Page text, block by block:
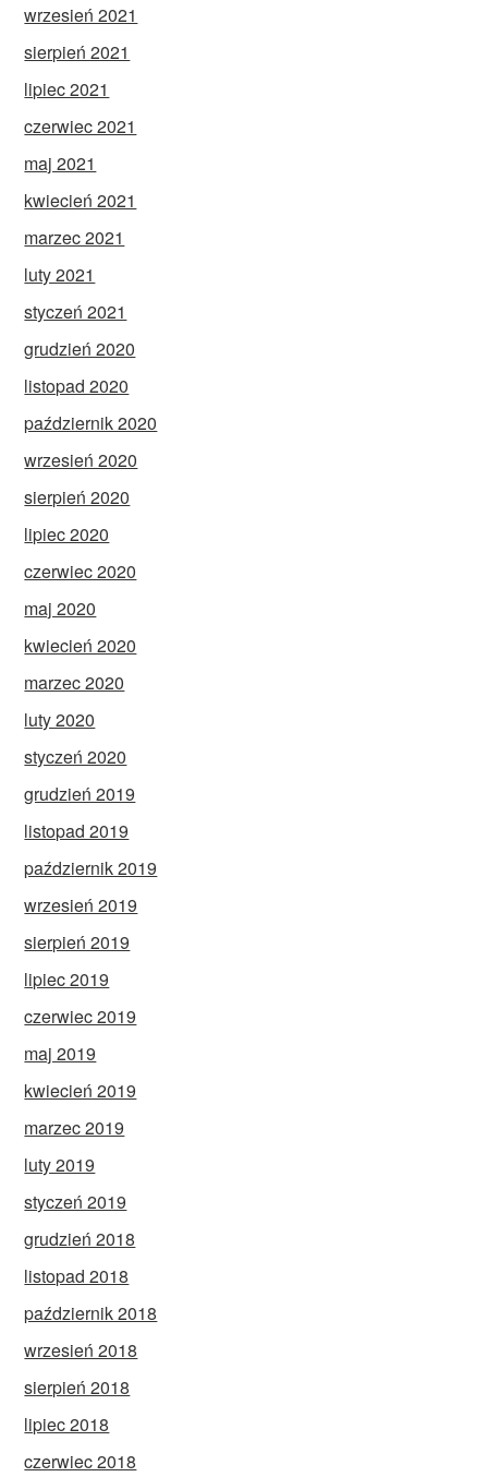
wrzesień 2021
sierpień 2021
lipiec 2021
czerwiec 2021
maj 2021
kwiecień 2021
marzec 2021
luty 2021
styczeń 2021
grudzień 2020
listopad 2020
październik 2020
wrzesień 2020
sierpień 2020
lipiec 2020
czerwiec 2020
maj 2020
kwiecień 2020
marzec 2020
luty 2020
styczeń 2020
grudzień 2019
listopad 2019
październik 2019
wrzesień 2019
sierpień 2019
lipiec 2019
czerwiec 2019
maj 2019
kwiecień 2019
marzec 2019
luty 2019
styczeń 2019
grudzień 2018
listopad 2018
październik 2018
wrzesień 2018
sierpień 2018
lipiec 2018
czerwiec 2018